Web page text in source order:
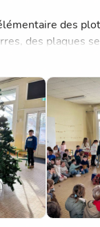
des
des plaques
enfants grâce